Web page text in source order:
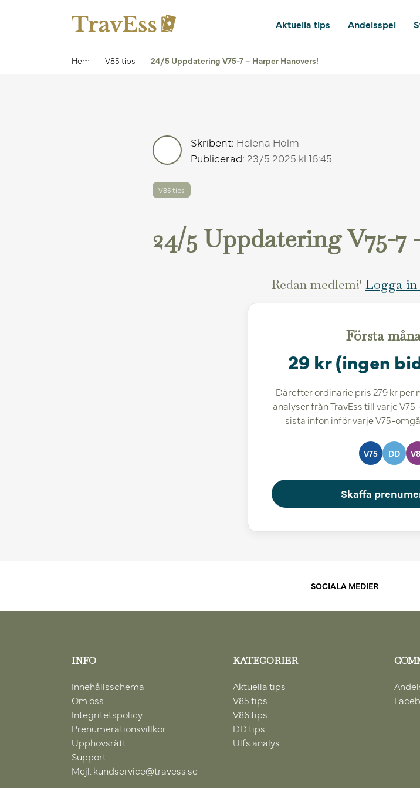
Aktuella tips Andelsspel
Hem - V85 tips - 24/5 Uppdatering V75-7 – Harper Hanovers!
Skribent: Helena Holm
Publicerad: 23/5 2025 kl 16:45
V85 tips
24/5 Uppdatering V75-
Redan medlem? Logga in
Första
29 kr (ingen
Därefter ordinarie pris 279 kr per
analyser från TravEss till varje
sista infon inför varje V75-
V75 DD
Skaffa
SOCIALA MEDIER
INFO
Innehållsschema
Om oss
Integritetspolicy
Prenumerationsvillkor
Upphovsrätt
Support
Mejl: kundservice@travess.se
KATEGORIER
Aktuella tips
V85 tips
V86 tips
DD tips
Ulfs analys